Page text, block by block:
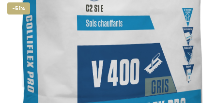
-51%